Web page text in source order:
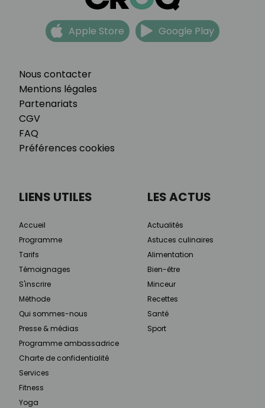
Nous contacter
Mentions légales
Partenariats
CGV
FAQ
Préférences cookies
Apple Store Google Play
LIENS UTILES
Accueil
Programme
Tarifs
Témoignages
S'inscrire
Méthode
Qui sommes-nous
Presse & médias
Programme ambassadrice
Charte de confidentialité
Services
Fitness
Yoga
LES ACTUS
Actualités
Astuces culinaires
Alimentation
Bien-être
Minceur
Recettes
Santé
Sport